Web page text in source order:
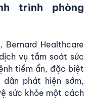
trình phòng
Healthcare
vụ tầm soát sức
tiềm ẩn, đặc biệt
phát hiện sớm,
sức khỏe một cách